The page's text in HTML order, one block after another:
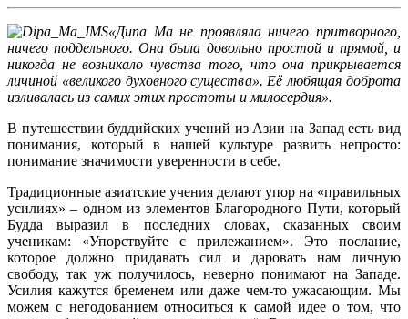
«Дипа Ма не проявляла ничего притворного,
ничего поддельного. Она была довольно простой и прямой, и
никогда не возникало чувства того, что она прикрывается
личиной «великого духовного существа». Её любящая доброта
изливалась из самих этих простоты и милосердия».
В путешествии буддийских учений из Азии на Запад есть вид
понимания, который в нашей культуре развить непросто:
понимание значимости уверенности в себе.
Традиционные азиатские учения делают упор на «правильных
усилиях» – одном из элементов Благородного Пути, который
Будда выразил в последних словах, сказанных своим
ученикам: «Упорствуйте с прилежанием». Это послание,
которое должно придавать сил и даровать нам личную
свободу, так уж получилось, неверно понимают на Западе.
Усилия кажутся бременем или даже чем-то ужасающим. Мы
можем с негодованием относиться к самой идее о том, что